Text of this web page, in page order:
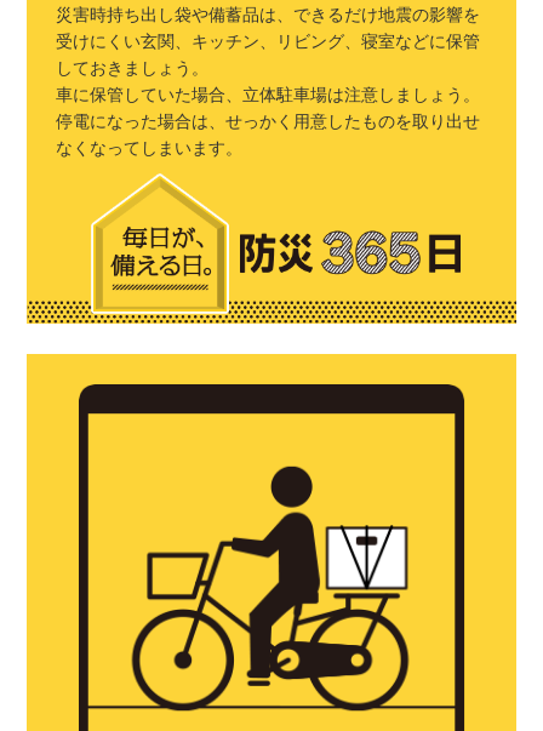
災害時持ち出し袋や備蓄品は、できるだけ地震の影響を
受けにくい玄関、キッチン、リビング、寝室などに保管
しておきましょう。
車に保管していた場合、立体駐車場は注意しましょう。
停電になった場合は、せっかく用意したものを取り出せ
なくなってしまいます。